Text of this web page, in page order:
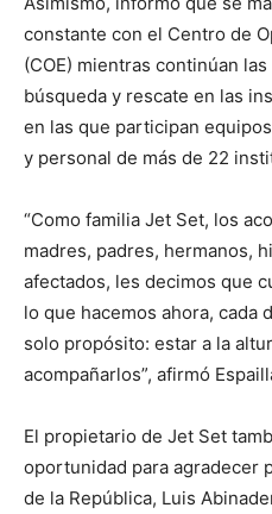
constante con el Centro de
(COE) mientras continúan
búsqueda y rescate en las
en las que participan
y personal de más de 22
“Como familia Jet Set, los
madres, padres, hermanos,
afectados, les decimos que
lo que hacemos ahora, cada
solo propósito: estar a la
acompañarlos”, afirmó
El propietario de Jet Set
oportunidad para agradecer
de la República, Luis